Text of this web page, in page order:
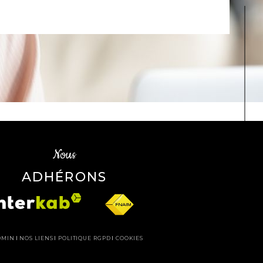
Nous
ADHÉRONS
NOS LIENS POLITIQUE RGPD COOKIES